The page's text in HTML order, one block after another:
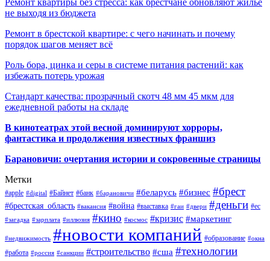
не выходя из бюджета
Ремонт в брестской квартире: с чего начинать и почему
порядок шагов меняет всё
Роль бора, цинка и серы в системе питания растений: как
избежать потерь урожая
Стандарт качества: прозрачный скотч 48 мм 45 мкм для
ежедневной работы на складе
В кинотеатрах этой весной доминируют хорроры,
фантастика и продолжения известных франшиз
Барановичи: очертания истории и сокровенные страницы
Метки
#apple #digital #Байнет #банк #барановичи #беларусь #бизнес #брест
#брестская_область #вакансия #война #выставка #гаи #двери #деньги #ес
#загадка #зарплата #иллюзия #кино #космос #кризис #маркетинг
#недвижимость #новости компаний #образование #окна
#работа #россия #санкции #строительство #сша #технологии